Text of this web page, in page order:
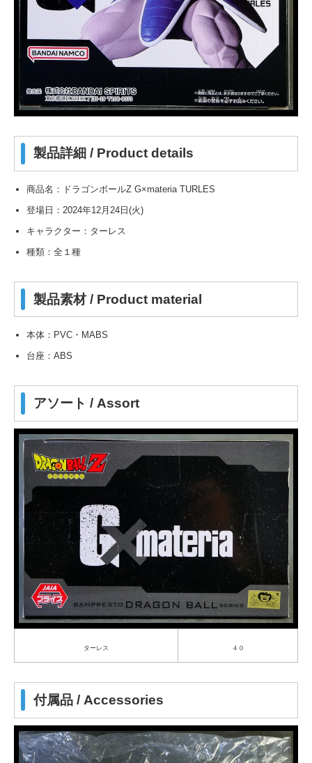
製品詳細 / Product details
商品名：ドラゴンボールZ G×materia TURLES
登場日：2024年12月24日(火)
キャラクター：ターレス
種類：全１種
製品素材 / Product material
本体：PVC・MABS
台座：ABS
アソート / Assort
ターレス ４０
付属品 / Accessories